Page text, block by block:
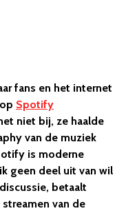
fans en het internet
Spotify
niet bij, ze haalde
van de muziek
is moderne
geen deel uit van wil
betaalt
van de